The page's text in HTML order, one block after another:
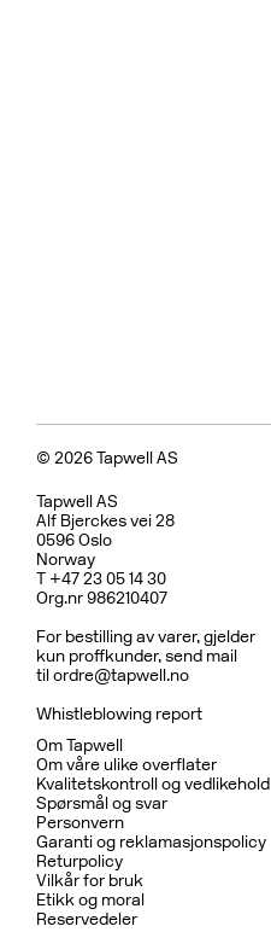
© 2026 Tapwell AS
Tapwell AS
Alf Bjerckes vei 28
0596 Oslo
Norway
T +47 23 05 14 30
Org.nr 986210407
For bestilling av varer, gjelder
kun proffkunder, send mail
tilordre@tapwell.no
Whistleblowing report
Om Tapwell
Om våre ulike overflater
Kvalitetskontroll og vedlikehold
Spørsmål og svar
Personvern
Garanti og reklamasjonspolicy
Returpolicy
Vilkår for bruk
Etikk og moral
Reservedeler